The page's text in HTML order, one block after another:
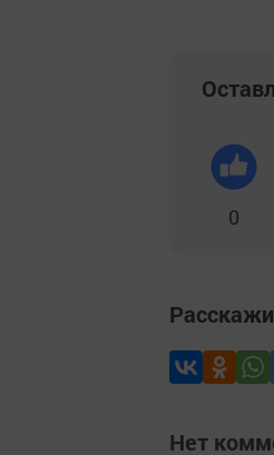
0
Нет